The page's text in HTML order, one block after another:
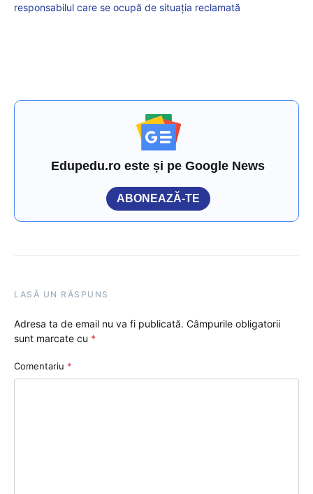
responsabilul care se ocupă de situația reclamată
Edupedu.ro este și pe Google News
ABONEAZĂ-TE
LASĂ UN RĂSPUNS
Adresa ta de email nu va fi publicată. Câmpurile obligatorii
sunt marcate cu *
Comentariu *